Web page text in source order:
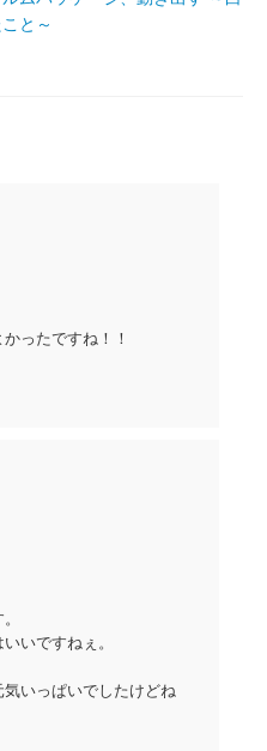
と～
ったですね！！
いですねぇ。
いっぱいでしたけどね